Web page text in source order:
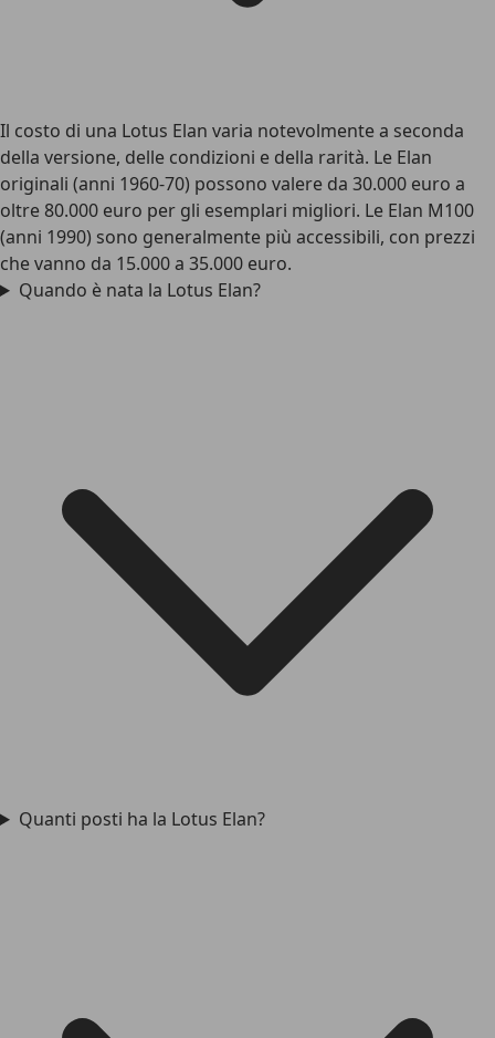
Il costo di una Lotus Elan varia notevolmente a seconda
della versione, delle condizioni e della rarità. Le Elan
originali (anni 1960-70) possono valere da 30.000 euro a
oltre 80.000 euro per gli esemplari migliori. Le Elan M100
(anni 1990) sono generalmente più accessibili, con prezzi
che vanno da 15.000 a 35.000 euro.
Quando è nata la Lotus Elan?
Quanti posti ha la Lotus Elan?